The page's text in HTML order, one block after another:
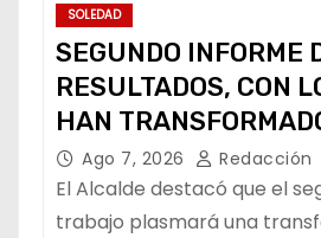
SOLEDAD
SEGUNDO INFORME
RESULTADOS, CON
HAN
DE LOS
MANUEL NAVARRO
Ago 7, 2026 Redacción
El Alcalde destacó que el
trabajo plasmará una